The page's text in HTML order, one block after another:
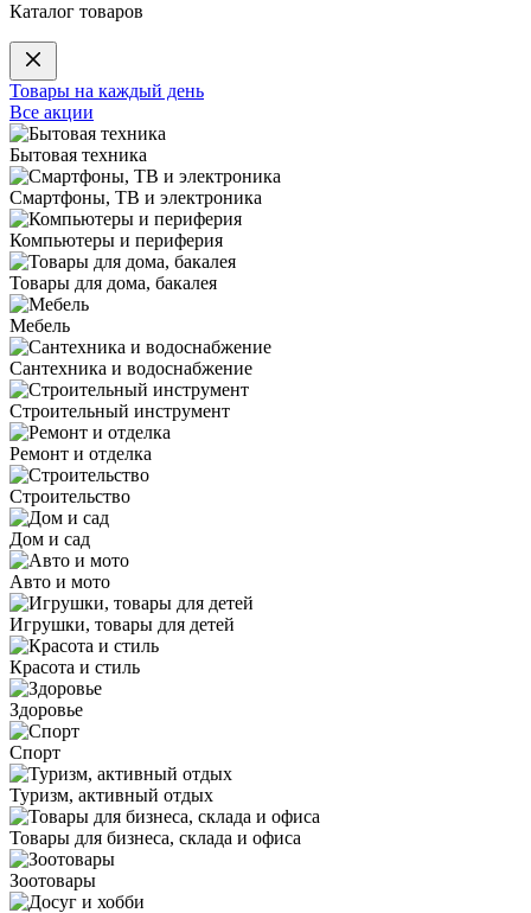
Каталог товаров
Товары на каждый день
Все акции
Бытовая техника
Смартфоны, ТВ и электроника
Компьютеры и периферия
Товары для дома, бакалея
Мебель
Сантехника и водоснабжение
Строительный инструмент
Ремонт и отделка
Строительство
Дом и сад
Авто и мото
Игрушки, товары для детей
Красота и стиль
Здоровье
Спорт
Туризм, активный отдых
Товары для бизнеса, склада и офиса
Зоотовары